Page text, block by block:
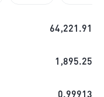
64,221.91
1,895.25